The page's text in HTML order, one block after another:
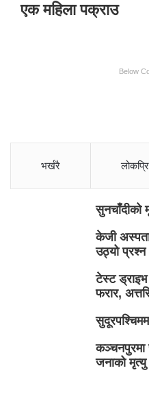
एक महिला पक्राउ
Below
भर्खरै
सुनचाँदीको
केजी
उठ्यो प्रश्न
टेस्ट
फरार,
कञ्चनपुरमा
जनाको मृत्यु